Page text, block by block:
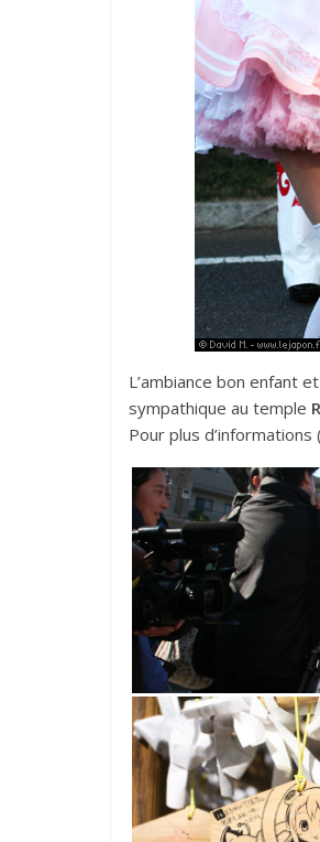
L’ambiance bon enfant
sympathique au temple
Pour plus d’informations